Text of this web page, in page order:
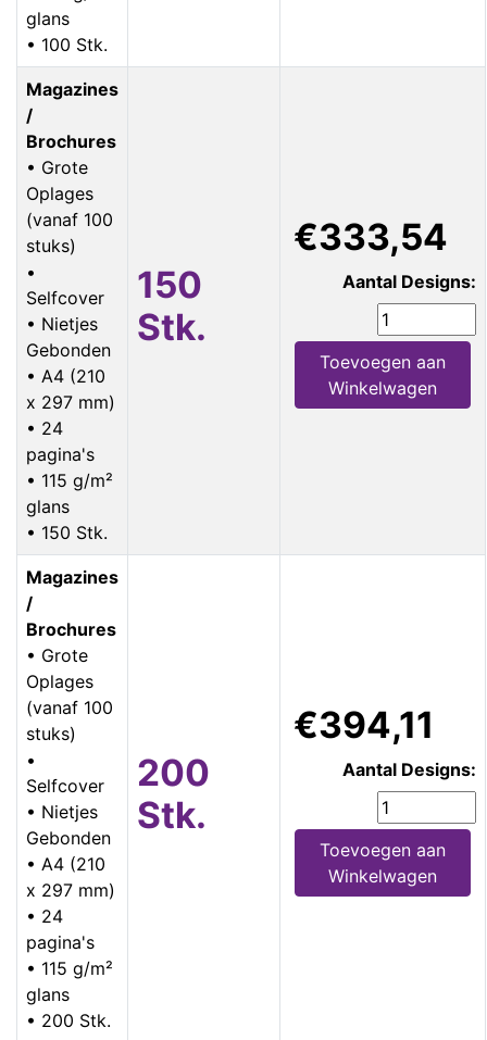
glans
• 100 Stk.
Magazines
/
Brochures
• Grote
Oplages
(vanaf 100
stuks)
•
Selfcover
• Nietjes
Gebonden
• A4 (210
x 297 mm)
• 24
pagina's
• 115 g/m²
glans
• 150 Stk.
150
Stk.
€333,54
Aantal Designs:
Toevoegen aan
Winkelwagen
Magazines
/
Brochures
• Grote
Oplages
(vanaf 100
stuks)
•
Selfcover
• Nietjes
Gebonden
• A4 (210
x 297 mm)
• 24
pagina's
• 115 g/m²
glans
• 200 Stk.
200
Stk.
€394,11
Aantal Designs:
Toevoegen aan
Winkelwagen